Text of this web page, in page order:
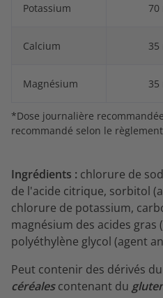
Potassium 70
Calcium 35
Magnésium 35
*Dose journalière
recommandé selon le règlement
Ingrédients : chlorure de
de l'acide citrique, sorbitol
chlorure de potassium,
magnésium des acides gras
polyéthylène glycol (agent
Peut contenir des dérivés du
céréalescontenant du